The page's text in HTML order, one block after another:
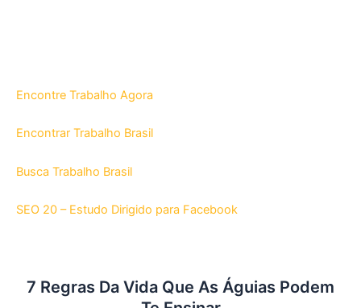
Encontre Trabalho Agora
Encontrar Trabalho Brasil
Busca Trabalho Brasil
SEO 20 – Estudo Dirigido para Facebook
7 Regras Da Vida Que As Águias Podem